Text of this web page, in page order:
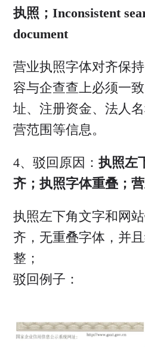
执照；Inconsistent
document
营业执照字体对齐保
容与企查查上必须一
址、注册资金、法人
营范围等信息。
4、驳回原因： 执照左
齐；执照字体重叠；
执照左下角文字和网
齐，无重叠字体，并
整；
驳回例子：